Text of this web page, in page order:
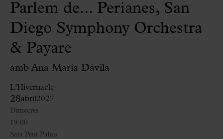
Parlem de... Perianes, San
Diego Symphony Orchestra
& Payare
amb Ana María Dávila
L'Hivernacle
28abril2027
19:00
Dimecres
Sala Petit Palau